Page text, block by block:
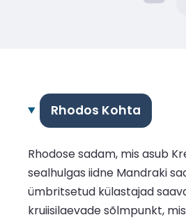
Rhodos Kohta
Rhodose sadam, mis asub
sealhulgas iidne Mandraki
ümbritsetud külastajad
kruiisilaevade sõlmpunkt,